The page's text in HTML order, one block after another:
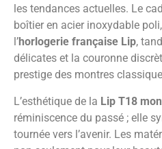
les tendances actuelles. Le
boîtier en acier inoxydable
l’horlogerie française Lip,
délicates et la couronne
prestige des montres
L’esthétique de la Lip T18
réminiscence du passé ; elle
tournée vers l’avenir. Les